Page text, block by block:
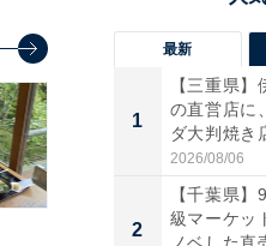
最新
1
【三重県】
の直営店に
ダ大判焼き
伊...
2026/08/06
2
【千葉県
級マーケッ
ノベした直